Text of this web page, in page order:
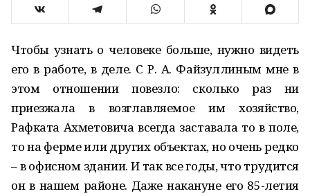
Чтобы узнать о человеке больше, нужно видеть
его в работе, в деле. С Р. А. Файзуллиным мне в
этом отношении повезло: сколько раз ни
приезжала в возглавляемое им хозяйство,
Рафката Ахметовича всегда заставала то в поле,
то на ферме или других объектах, но очень редко
– в офисном здании. И так все годы, что трудится
он в нашем районе. Даже накануне его 85-летия